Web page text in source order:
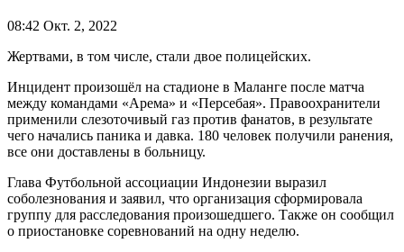
08:42 Окт. 2, 2022
Жертвами, в том числе, стали двое полицейских.
Инцидент произошёл на стадионе в Маланге после матча
между командами «Арема» и «Персебая». Правоохранители
применили слезоточивый газ против фанатов, в результате
чего начались паника и давка. 180 человек получили ранения,
все они доставлены в больницу.
Глава Футбольной ассоциации Индонезии выразил
соболезнования и заявил, что организация сформировала
группу для расследования произошедшего. Также он сообщил
о приостановке соревнований на одну неделю.